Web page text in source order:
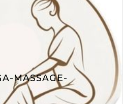
MASSAGE-